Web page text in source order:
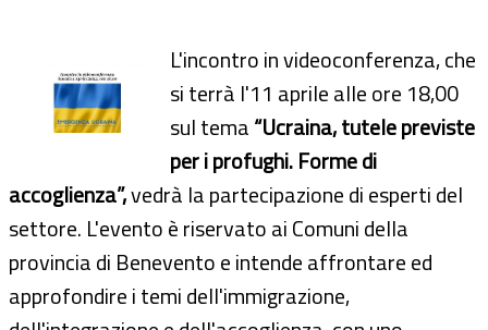
L'incontro in videoconferenza, che
si terrà l'11 aprile alle ore 18,00
sul tema“Ucraina, tutele previste
per i profughi. Forme di
accoglienza”,vedrà la partecipazione di esperti del
settore. L'evento è riservato ai Comuni della
provincia di Benevento e intende affrontare ed
approfondire i temi dell'immigrazione,